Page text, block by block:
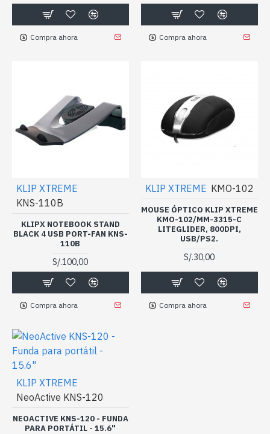
Compra ahora Compra ahora
KLIP XTREME
KNS-110B
KLIPX NOTEBOOK STAND
BLACK 4 USB PORT-FAN KNS-
110B
S/.100,00
Compra ahora
KLIP XTREME KMO-102
MOUSE ÓPTICO KLIP XTREME
KMO-102/MM-3315-C
LITEGLIDER, 800DPI,
USB/PS2.
S/.30,00
Compra ahora
KLIP XTREME
NeoActive KNS-120
NEOACTIVE KNS-120 - FUNDA
PARA PORTÁTIL - 15.6"